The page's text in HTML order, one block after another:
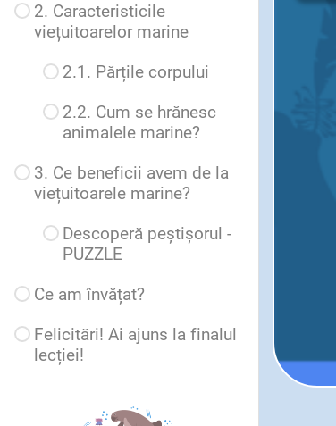
2. Caracteristicile
viețuitoarelor marine
2.1. Părțile corpului
2.2. Cum se hrănesc
animalele marine?
3. Ce beneficii avem de la
viețuitoarele marine?
Descoperă peștișorul -
PUZZLE
Ce am învățat?
Felicitări! Ai ajuns la finalul
lecției!